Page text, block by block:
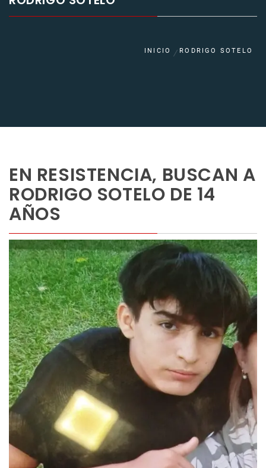
INICIO RODRIGO SOTELO
EN RESISTENCIA, BUSCAN A
RODRIGO SOTELO DE 14
AÑOS